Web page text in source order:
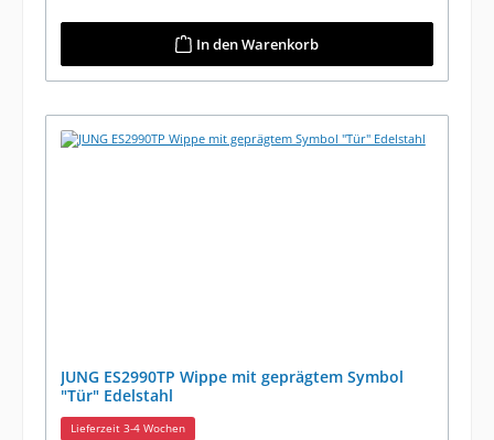
In den Warenkorb
JUNG ES2990TP Wippe mit geprägtem Symbol
"Tür" Edelstahl
Lieferzeit 3-4 Wochen